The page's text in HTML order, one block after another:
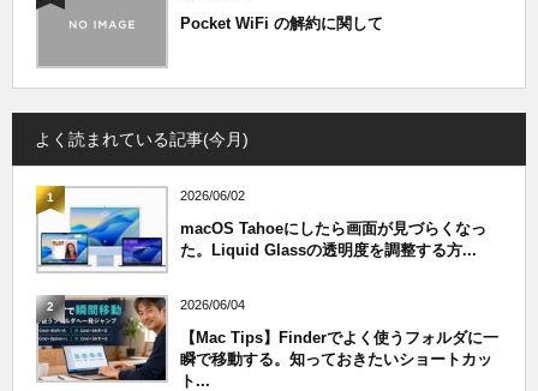
Pocket WiFi の解約に関して
よく読まれている記事(今月)
1 2026/06/02
macOS Tahoeにしたら画面が見づらくなっ
た。Liquid Glassの透明度を調整する方...
2 2026/06/04
【Mac Tips】Finderでよく使うフォルダに一
瞬で移動する。知っておきたいショートカッ
ト...